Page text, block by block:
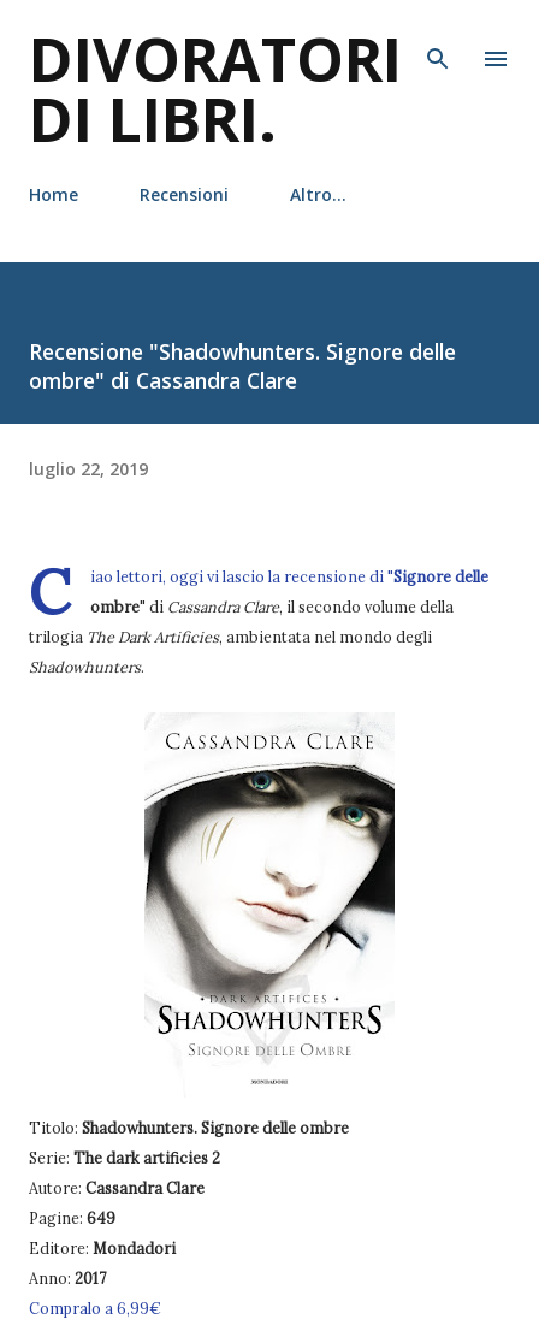
DIVORATORI
DI LIBRI.
Home Recensioni Altro…
Recensione "Shadowhunters. Signore delle
ombre" di Cassandra Clare
luglio 22, 2019
C iao lettori, oggi vi lascio la recensione di "Signore delle
ombre" di Cassandra Clare, il secondo volume della
trilogia The Dark Artificies, ambientata nel mondo degli
Shadowhunters.
Titolo: Shadowhunters. Signore delle ombre
Serie: The dark artificies 2
Autore: Cassandra Clare
Pagine: 649
Editore: Mondadori
Anno: 2017
Compralo a 6,99€